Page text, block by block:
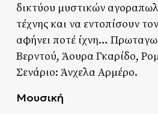
δικτύου μυστικών
τέχνης και να εντοπίσουν
αφήνει ποτέ ίχνη…
Βερντού, Άουρα Γκαρίδο,
Σενάριο: Άνχελα Αρμέρο.
Μουσική